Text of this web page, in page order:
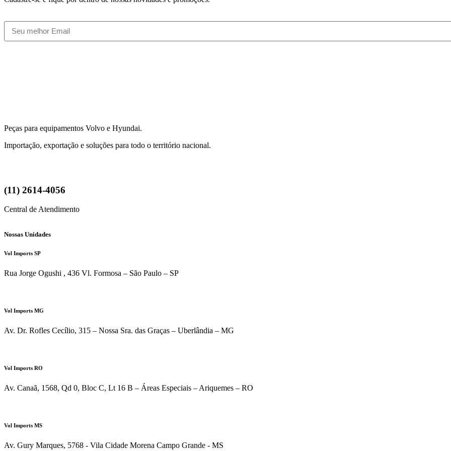
Peças para equipamentos Volvo e Hyundai.
Importação, exportação e soluções para todo o território nacional.
(11) 2614-4056
Central de Atendimento
Nossas Unidades
Vol Imports SP
Rua Jorge Ogushi , 436 Vl. Formosa – São Paulo – SP
Vol Imports MG
Av. Dr. Rofles Cecílio, 315 – Nossa Sra. das Graças – Uberlândia – MG
Vol Imports RO
Av. Canaã, 1568, Qd 0, Bloc C, Lt 16 B – Áreas Especiais – Ariquemes – RO
Vol Imports MS
Av. Gury Marques, 5768 - Vila Cidade Morena Campo Grande - MS